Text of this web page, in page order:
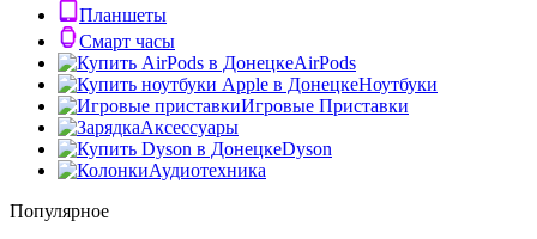
Планшеты
Смарт часы
AirPods
Ноутбуки
Игровые Приставки
Аксессуары
Dyson
Аудиотехника
Популярное